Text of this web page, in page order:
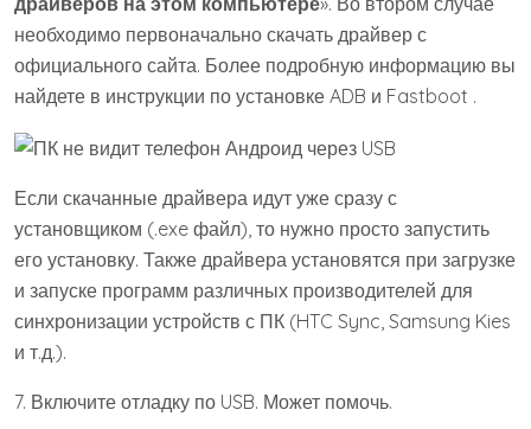
необходимо первоначально скачать драйвер с
официального сайта. Более подробную информацию вы
найдете в инструкции по установке ADB и Fastboot .
Если скачанные драйвера идут уже сразу с
установщиком (.exe файл), то нужно просто запустить
его установку. Также драйвера установятся при загрузке
и запуске программ различных производителей для
синхронизации устройств с ПК (HTC Sync, Samsung Kies
и т.д.).
7. Включите отладку по USB. Может помочь.